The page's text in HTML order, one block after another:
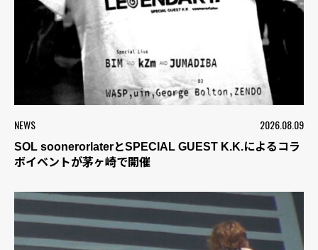
NEWS 2026.08.09
SOL soonerorlaterとSPECIAL GUEST K.K.によるコラ
ボイベントが茅ヶ崎で開催